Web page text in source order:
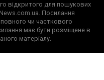
відкритого для пошукових
Посилання
чи часткового
має бути розміщене в
матеріалу.